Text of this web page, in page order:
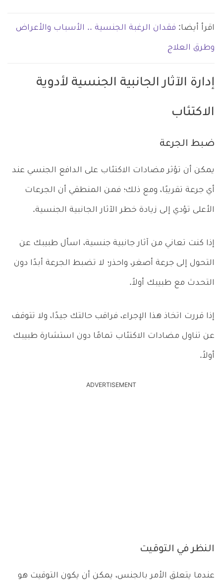
اقرأ أيضا: فقدان الرغبة الجنسية .. الأسباب والأعراض
وطرق العلاج
إدارة الآثار الجانبية الجنسية لأدوية
الاكتئاب
ضبط الجرعة
يمكن أن تؤثر مضادات الاكتئاب على الدافع الجنسي عند
أي جرعة تقريبًا، ومع ذلك؛ فمن المنطقي أن الجرعات
الأعلى تؤدي إلى زيادة خطر الآثار الجانبية الجنسية.
إذا كنت تعاني من آثار جانبية جنسية، اسأل طبيبك عن
التحول إلى جرعة أصغر، واحذر؛ لا تضبط الجرعة أبدًا دون
التحدث مع طبيبك أولاً.
إذا قررت اتخاذ هذا الإجراء، فراقب حالتك جيدًا، ولا تتوقف
عن تناول مضادات الاكتئاب تمامًا دون استشارة طبيبك
أولاً.
ADVERTISEMENT
النظر في التوقيت
عندما يتعلق الأمر بالجنس، يمكن أن يكون التوقيت هو